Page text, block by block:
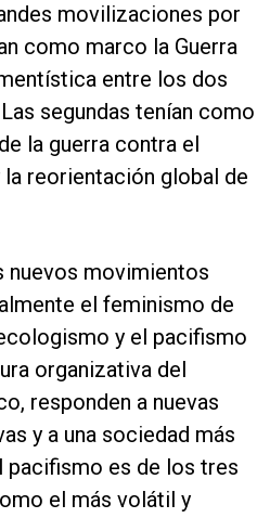
movilizaciones por
como marco la Guerra
entre los dos
segundas tenían como
la guerra contra el
reorientación global de
nuevos movimientos
el feminismo de
y el pacifismo
organizativa del
responden a nuevas
y a una sociedad más
pacifismo es de los tres
el más volátil y